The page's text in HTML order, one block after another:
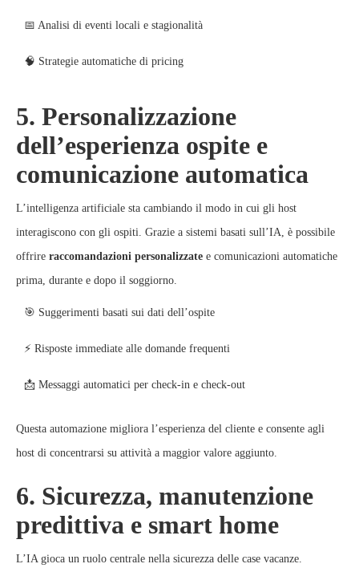
📅 Analisi di eventi locali e stagionalità
🧠 Strategie automatiche di pricing
5. Personalizzazione
dell’esperienza ospite e
comunicazione automatica
L’intelligenza artificiale sta cambiando il modo in cui gli host
interagiscono con gli ospiti. Grazie a sistemi basati sull’IA, è possibile
offrire raccomandazioni personalizzate e comunicazioni automatiche
prima, durante e dopo il soggiorno.
🎯 Suggerimenti basati sui dati dell’ospite
⚡ Risposte immediate alle domande frequenti
📩 Messaggi automatici per check-in e check-out
Questa automazione migliora l’esperienza del cliente e consente agli
host di concentrarsi su attività a maggior valore aggiunto.
6. Sicurezza, manutenzione
predittiva e smart home
L’IA gioca un ruolo centrale nella sicurezza delle case vacanze.